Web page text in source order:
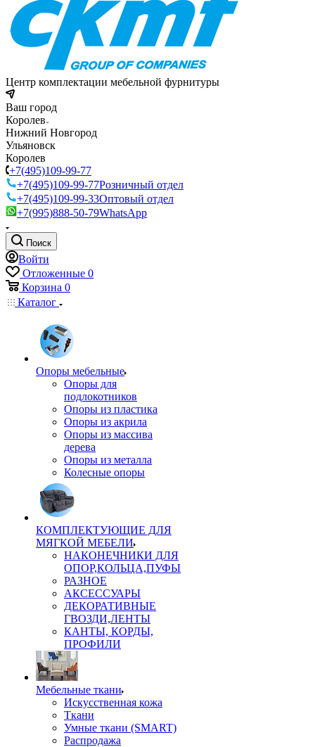
Центр комплектации мебельной фурнитуры
Ваш город
Королев
Нижний Новгород
Ульяновск
Королев
+7(495)109-99-77
+7(495)109-99-77Розничный отдел
+7(495)109-99-33Оптовый отдел
+7(995)888-50-79WhatsApp
Поиск
Войти
Отложенные 0
Корзина 0
Каталог
Опоры мебельные
Опоры для
подлокотников
Опоры из пластика
Опоры из акрила
Опоры из массива
дерева
Опоры из металла
Колесные опоры
КОМПЛЕКТУЮЩИЕ ДЛЯ
МЯГКОЙ МЕБЕЛИ
НАКОНЕЧНИКИ ДЛЯ
ОПОР,КОЛЬЦА,ПУФЫ
РАЗНОЕ
АКСЕССУАРЫ
ДЕКОРАТИВНЫЕ
ГВОЗДИ,ЛЕНТЫ
КАНТЫ, КОРДЫ,
ПРОФИЛИ
Мебельные ткани
Искусственная кожа
Ткани
Умные ткани (SMART)
Распродажа